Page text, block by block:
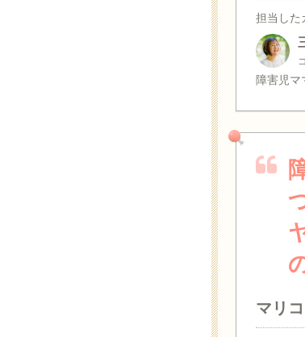
担当した
障害児マ
マリ